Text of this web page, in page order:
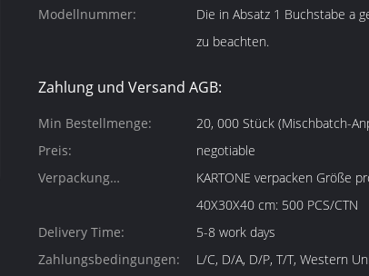
Modellnummer:
Die in Absatz 1 Buchstabe a
zu beachten.
Zahlung und Versand AGB:
Min Bestellmenge:
20, 000 Stück (Mischbatch-
Preis:
negotiable
Verpackung
KARTONE verpacken Größe pro
40X30X40 cm: 500 PCS/CTN
Delivery Time:
5-8 work days
Zahlungsbedingungen:
L/C, D/A, D/P, T/T, Western